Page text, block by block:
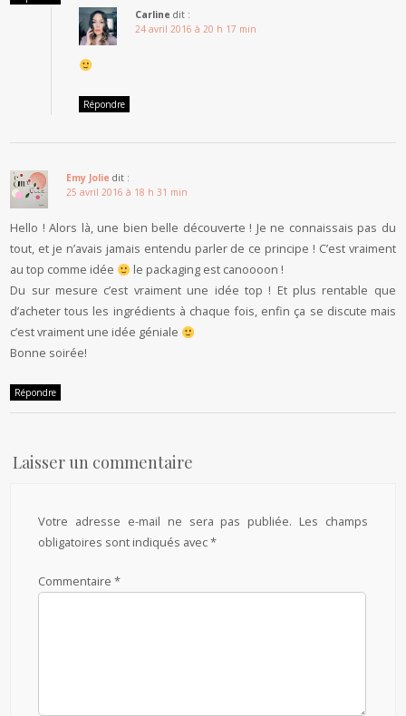
Carline dit :
24 avril 2016 à 20 h 17 min
Répondre
Emy Jolie dit :
25 avril 2016 à 18 h 31 min
Hello ! Alors là, une bien belle découverte ! Je ne connaissais pas du
tout, et je n’avais jamais entendu parler de ce principe ! C’est vraiment
au top comme idée
le packaging est canoooon !
Du sur mesure c’est vraiment une idée top ! Et plus rentable que
d’acheter tous les ingrédients à chaque fois, enfin ça se discute mais
c’est vraiment une idée géniale
Bonne soirée!
Répondre
Laisser un commentaire
Votre adresse e-mail ne sera pas publiée. Les champs
obligatoires sont indiqués avec*
Commentaire*